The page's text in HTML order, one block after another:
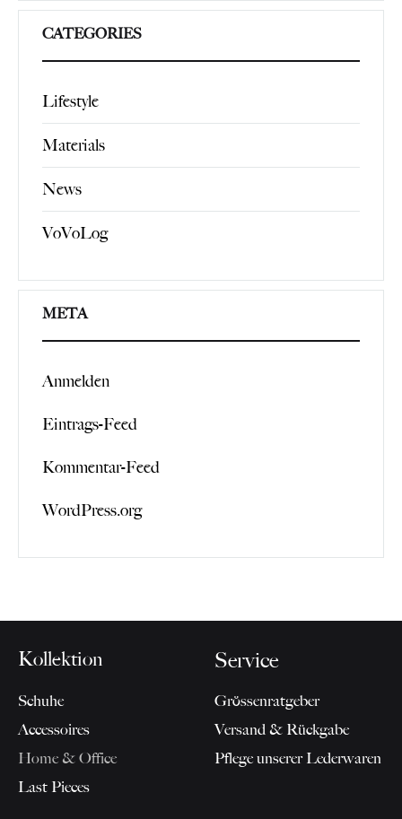
CATEGORIES
Lifestyle
Materials
News
VoVoLog
META
Anmelden
Eintrags-Feed
Kommentar-Feed
WordPress.org
Kollektion
Schuhe
Accessoires
Home & Office
Last Pieces
Service
Grössenratgeber
Versand & Rückgabe
Pflege unserer Lederwaren